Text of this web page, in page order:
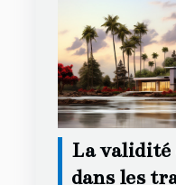
La
dans les